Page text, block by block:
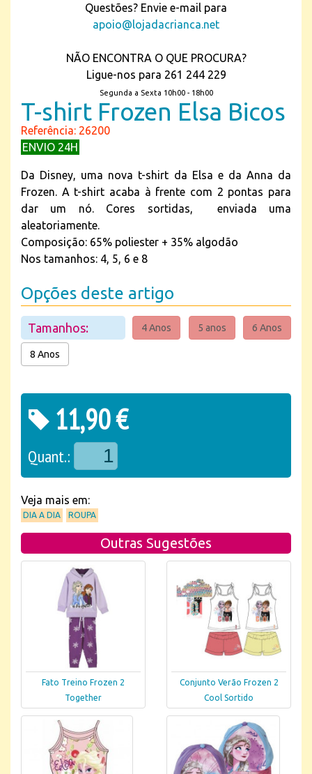
Questões? Envie e-mail para
apoio@lojadacrianca.net
NÃO ENCONTRA O QUE PROCURA?
Ligue-nos para 261 244 229
Segunda a Sexta 10h00 - 18h00
T-shirt Frozen Elsa Bicos
Referência: 26200
ENVIO 24H
Da Disney, uma nova t-shirt da Elsa e da Anna da
Frozen. A t-shirt acaba à frente com 2 pontas para
dar um nó. Cores sortidas, enviada uma
aleatoriamente.
Composição: 65% poliester + 35% algodão
Nos tamanhos: 4, 5, 6 e 8
Opções deste artigo
Tamanhos: 4 Anos 5 anos 6 Anos
8 Anos
11,90 €
Quant.:
Veja mais em:
DIA A DIA ROUPA
Outras Sugestões
Fato Treino Frozen 2
Together
Conjunto Verão Frozen 2
Cool Sortido